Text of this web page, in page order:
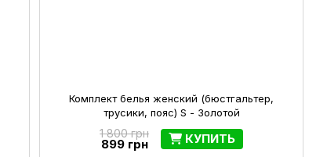
Комплект белья женский (бюстгальтер,
трусики, пояс) S - Золотой
1 800 грн
899 грн КУПИТЬ